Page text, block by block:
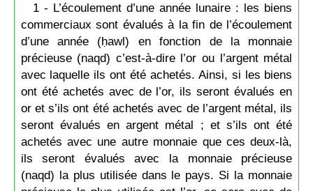
1 - L’écoulement d’une année lunaire : les biens
commerciaux sont évalués à la fin de l’écoulement
d’une année (ḥawl) en fonction de la monnaie
précieuse (naqd) c’est-à-dire l’or ou l’argent métal
avec laquelle ils ont été achetés. Ainsi, si les biens
ont été achetés avec de l’or, ils seront évalués en
or et s’ils ont été achetés avec de l’argent métal, ils
seront évalués en argent métal ; et s’ils ont été
achetés avec une autre monnaie que ces deux-là,
ils seront évalués avec la monnaie précieuse
(naqd) la plus utilisée dans le pays. Si la monnaie